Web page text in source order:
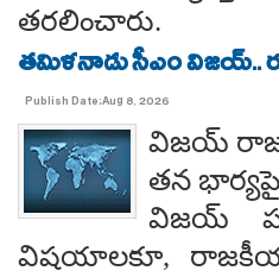
తరలించారు.
తమిళనాడు సీఎం విజయ్..
Publish Date:Aug 8, 2026
విజయ్
తన భార్యపై
విజయ్
విషయాలకూ,